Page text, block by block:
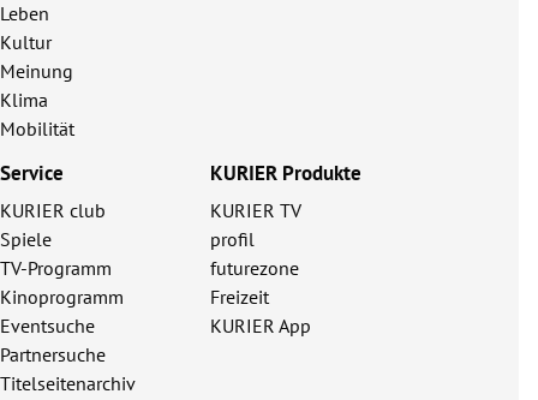
Leben
Kultur
Meinung
Klima
Mobilität
Service
KURIER club
Spiele
TV-Programm
Kinoprogramm
Eventsuche
Partnersuche
Titelseitenarchiv
KURIER Produkte
KURIER TV
profil
futurezone
Freizeit
KURIER App